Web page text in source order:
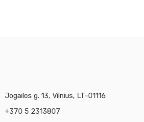
Jogailos g. 13, Vilnius, LT-01116
+370 5 2313807